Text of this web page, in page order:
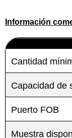
Información
Cantidad
Capacidad de
Puerto FOB
Muestra